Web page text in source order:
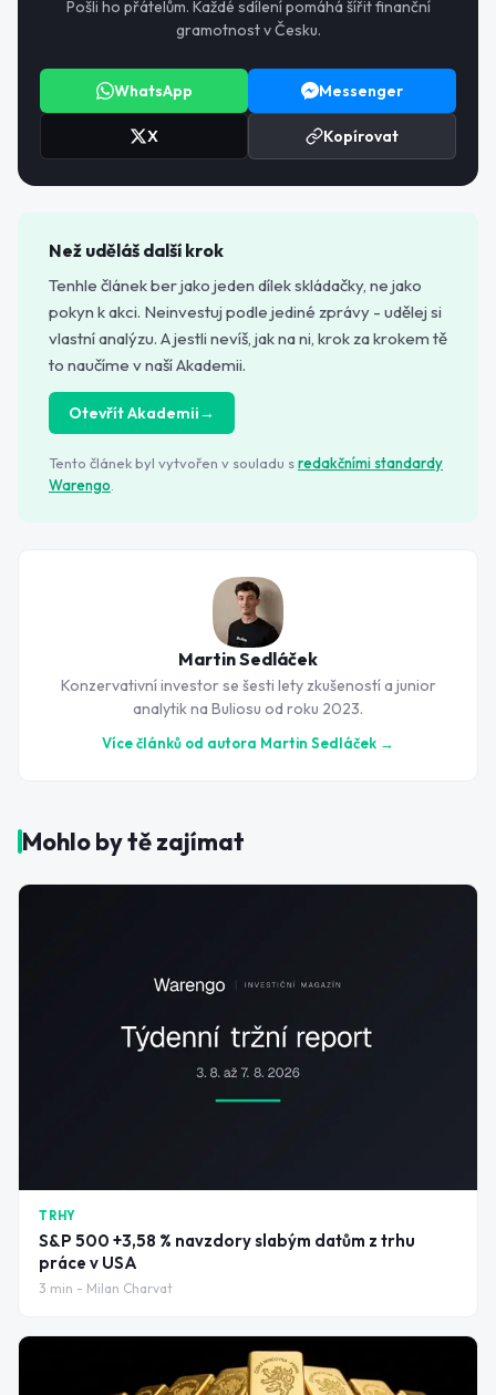
Pošli ho přátelům. Každé sdílení pomáhá šířit finanční
gramotnost v Česku.
WhatsApp Messenger
X Kopírovat
Než uděláš další krok
Tenhle článek ber jako jeden dílek skládačky, ne jako
pokyn k akci. Neinvestuj podle jediné zprávy - udělej si
vlastní analýzu. A jestli nevíš, jak na ni, krok za krokem tě
to naučíme v naší Akademii.
Otevřít Akademii→
Tento článek byl vytvořen v souladu sredakčními standardy
Warengo
Martin Sedláček
Konzervativní investor se šesti lety zkušeností a junior
analytik na Buliosu od roku 2023.
Více článků od autora Martin Sedláček →
Mohlo by tě zajímat
TRHY
S&P 500 +3,58 % navzdory slabým datům z trhu
práce v USA
3 min - Milan Charvat